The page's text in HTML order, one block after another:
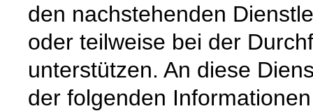
den nachstehenden
oder teilweise bei der
unterstützen. An diese
der folgenden